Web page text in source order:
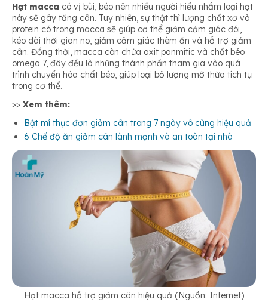
Hạt macca có vị bùi, béo nên nhiều người hiểu nhầm loại hạt
này sẽ gây tăng cân. Tuy nhiên, sự thật thì lượng chất xơ và
protein có trong macca sẽ giúp cơ thể giảm cảm giác đói,
kéo dài thời gian no, giảm cảm giác thèm ăn và hỗ trợ giảm
cân. Đồng thời, macca còn chứa axit panmitic và chất béo
omega 7, đây đều là những thành phần tham gia vào quá
trình chuyển hóa chất béo, giúp loại bỏ lượng mỡ thừa tích tụ
trong cơ thể.
>> Xem thêm:
Bật mí thực đơn giảm cân trong 7 ngày vô cùng hiệu quả
6 Chế độ ăn giảm cân lành mạnh và an toàn tại nhà
Hạt macca hỗ trợ giảm cân hiệu quả (Nguồn: Internet)